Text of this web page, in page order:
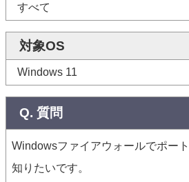
すべて
対象OS
Windows 11
Q. 質問
Windowsファイアウォールでポー
知りたいです。